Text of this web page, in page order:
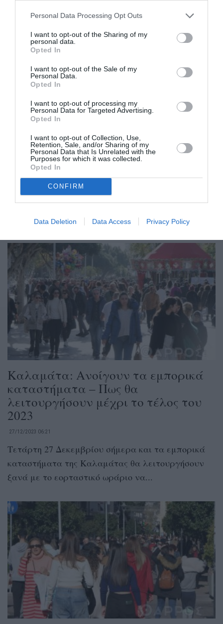
Personal Data Processing Opt Outs
I want to opt-out of the Sharing of my
personal data.
Opted In
I want to opt-out of the Sale of my
Personal Data.
Opted In
I want to opt-out of processing my
Personal Data for Targeted Advertising.
Opted In
I want to opt-out of Collection, Use,
Retention, Sale, and/or Sharing of my
Personal Data that Is Unrelated with the
Purposes for which it was collected.
Opted In
CONFIRM
Data Deletion Data Access Privacy Policy
χρονιάς με κάλαντα και ανοιχτά
καταστήματα
Το ωράριο λειτουργίας 31 Δεκεμβρίου σήμερα και
από το πρωί στην πόλη της Καλαμάτας θα
ακουστούν τα κάλαντα,...
Καλαμάτα: Ανοίγουν τα εμπορικά
καταστήματα – Πως θα
λειτουργήσουν μέχρι το τέλος του
2023
27/12/2023 06:21
Τετάρτη 27 Δεκεμβρίου σήμερα και τα εμπορικά
καταστήματα της Καλαμάτας θα λειτουργήσουν
ξανά με το εορταστικό ωράριο να...